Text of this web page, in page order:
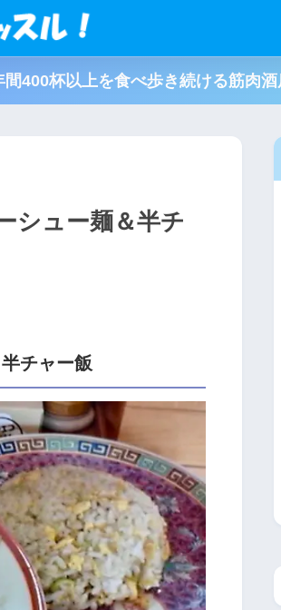
400杯以上を食べ歩き続ける筋肉
シュー麺＆半チ
チャー飯